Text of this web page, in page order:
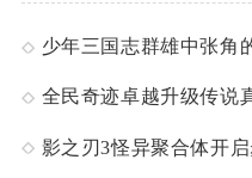
少年三国志群雄中张角
全民奇迹卓越升级传说
影之刃3怪异聚合体开